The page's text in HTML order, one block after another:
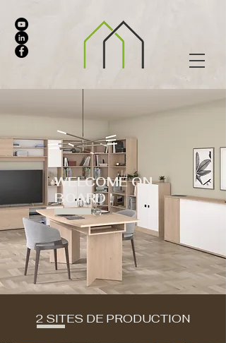
WELCOME ON
BOARD !
2 SITES DE PRODUCTION